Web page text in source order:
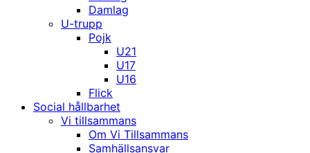
Damlag
U-trupp
Pojk
U21
U17
U16
Flick
Social hållbarhet
Vi tillsammans
Om Vi Tillsammans
Samhällsansvar